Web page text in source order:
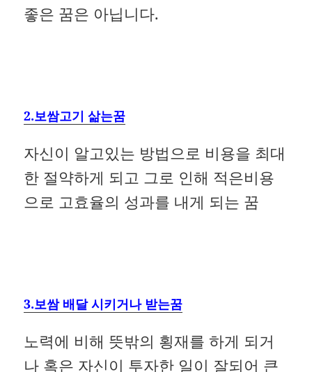
좋은 꿈은 아닙니다.
2.보쌈고기 삶는꿈
자신이 알고있는 방법으로 비용을 최대
한 절약하게 되고 그로 인해 적은비용
으로 고효율의 성과를 내게 되는 꿈
3.보쌈 배달 시키거나 받는꿈
노력에 비해 뜻밖의 횡재를 하게 되거
나 혹은 자신이 투자한 일이 잘되어 큰